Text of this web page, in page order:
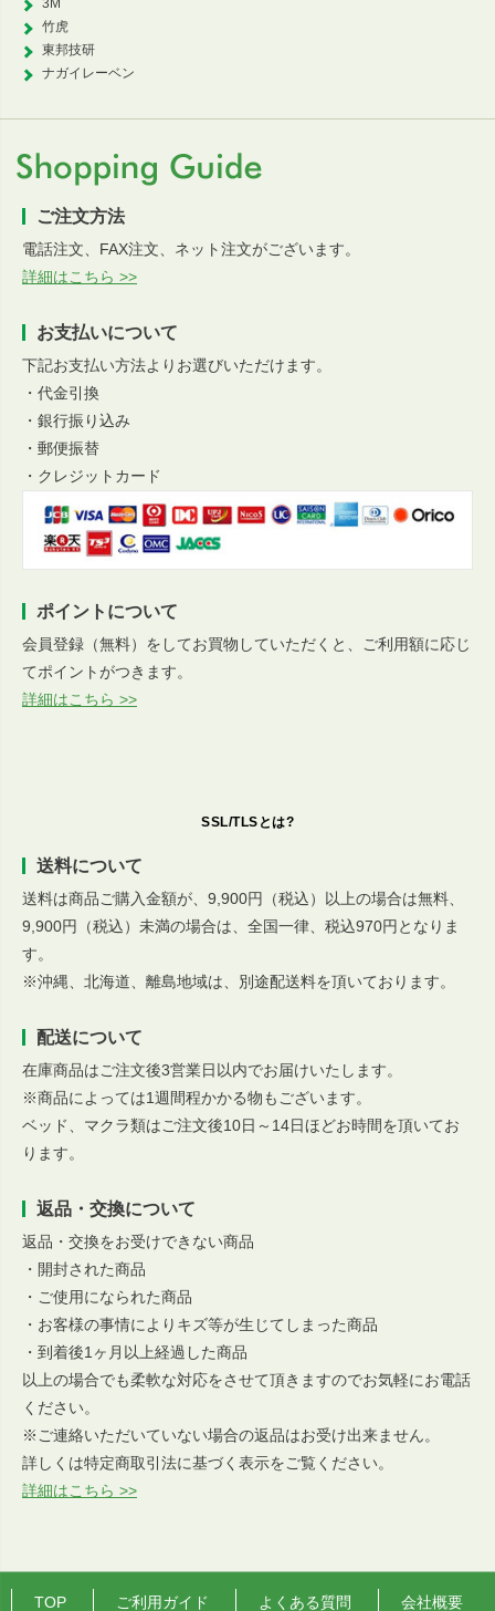
3M
竹虎
東邦技研
ナガイレーベン
ご注文方法
電話注文、FAX注文、ネット注文がございます。
詳細はこちら >>
お支払いについて
下記お支払い方法よりお選びいただけます。
・代金引換
・銀行振り込み
・郵便振替
・クレジットカード
ポイントについて
会員登録（無料）をしてお買物していただくと、ご利用額に応じ
てポイントがつきます。
詳細はこちら >>
SSL/TLSとは?
送料について
送料は商品ご購入金額が、9,900円（税込）以上の場合は無料、
9,900円（税込）未満の場合は、全国一律、税込970円となりま
す。
※沖縄、北海道、離島地域は、別途配送料を頂いております。
配送について
在庫商品はご注文後3営業日以内でお届けいたします。
※商品によっては1週間程かかる物もございます。
ベッド、マクラ類はご注文後10日～14日ほどお時間を頂いてお
ります。
返品・交換について
返品・交換をお受けできない商品
・開封された商品
・ご使用になられた商品
・お客様の事情によりキズ等が生じてしまった商品
・到着後1ヶ月以上経過した商品
以上の場合でも柔軟な対応をさせて頂きますのでお気軽にお電話
ください。
※ご連絡いただいていない場合の返品はお受け出来ません。
詳しくは特定商取引法に基づく表示をご覧ください。
詳細はこちら >>
TOP ご利用ガイド よくある質問 会社概要